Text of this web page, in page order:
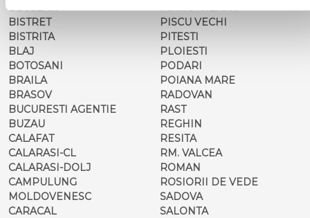
BECLEAN
BISTRET
BISTRITA
BLAJ
BOTOSANI
BRAILA
BRASOV
BUCURESTI AGENTIE
BUZAU
CALAFAT
CALARASI-CL
CALARASI-DOLJ
CAMPULUNG
MOLDOVENESC
CARACAL
PIATRA NEAMT
PISCU VECHI
PITESTI
PLOIESTI
PODARI
POIANA MARE
RADOVAN
RAST
REGHIN
RESITA
RM. VALCEA
ROMAN
ROSIORII DE VEDE
SADOVA
SALONTA